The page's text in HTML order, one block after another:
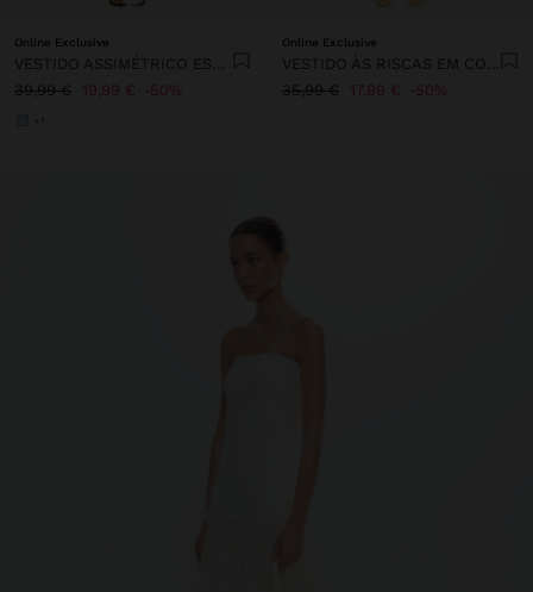
Online Exclusive
VESTIDO ASSIMÉTRICO ESTAMPADO FLORAL
39,99 € 19,99 € 50%
Online Exclusive
VESTIDO ÀS RISCAS EM CONTRASTE 100% LIOCEL
35,99 € 17,99 € 50%